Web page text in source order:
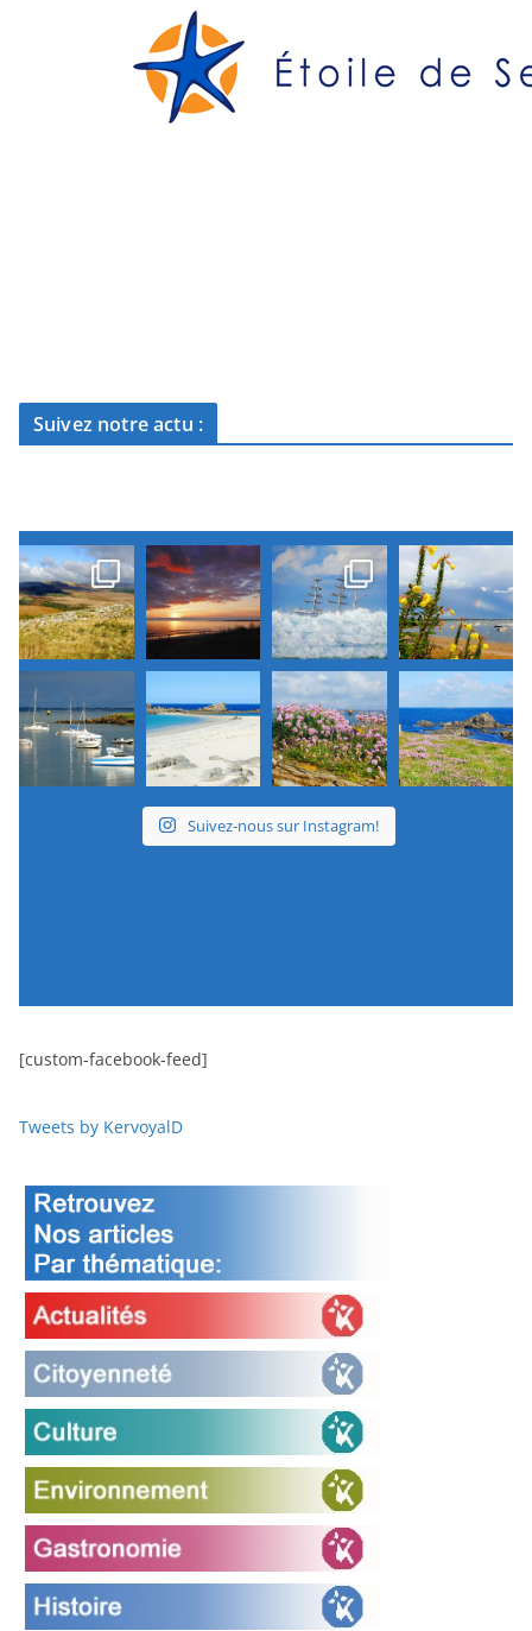
Suivez notre actu :
Suivez-nous sur Instagram!
[custom-facebook-feed]
Tweets by KervoyalD